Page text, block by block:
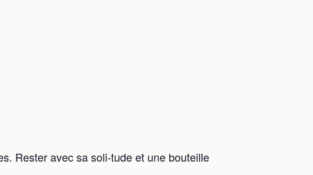
Rester avec sa soli-tude et une bouteille